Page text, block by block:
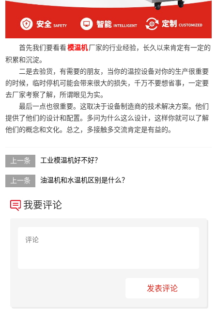
首先我们要看看模温机厂家的行业经验，长久以来肯定有一定的
积累和沉淀。
二是去验货，有需要的朋友，当你的温控设备对你的生产很重要
的时候，临时停机可能会带来很大的损失，千万不要想省事，一定要
去厂家考察了解，所谓眼见为实。
最后一点也很重要。这取决于设备制造商的技术解决方案。他们
提供了他们的设计和配置。多问为什么这么设计，这样你就可以了解
他们的概念和文化。总之，多接触多交流肯定是有益的。
工业模温机好不好？
油温机和水温机区别是什么？
我要评论
发表评论